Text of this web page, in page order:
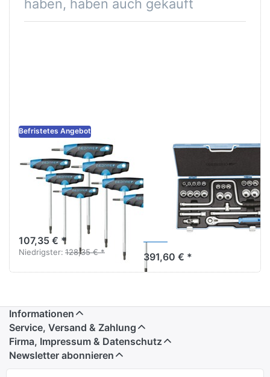
Kopfhöhe (a, a1, b, h, L3, t): 54 mm
haben, haben auch gekauft
Befristetes Angebot
Gedore DT 2143
KTX-007
Winkelschraubendreher-
Satz 7-tlg TX
107,35 € *
Niedrigster: 128,35 € *
Gedore D 19
TMU-10
Steckschlüssel-
Satz 1/2 Zoll 25-
tlg. UD 10-32
391,60 € *
Informationen
Service, Versand & Zahlung
Firma, Impressum & Datenschutz
Newsletter abonnieren